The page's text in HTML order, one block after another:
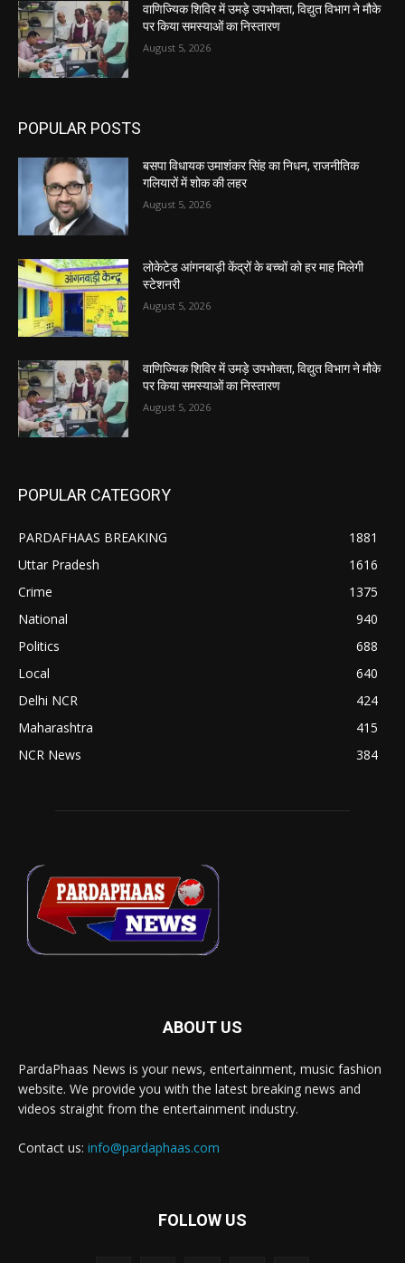
वाणिज्यिक शिविर में उमड़े उपभोक्ता, विद्युत विभाग ने मौके
पर किया समस्याओं का निस्तारण
August 5, 2026
POPULAR POSTS
बसपा विधायक उमाशंकर सिंह का निधन, राजनीतिक
गलियारों में शोक की लहर
August 5, 2026
लोकेटेड आंगनबाड़ी केंद्रों के बच्चों को हर माह मिलेगी
स्टेशनरी
August 5, 2026
वाणिज्यिक शिविर में उमड़े उपभोक्ता, विद्युत विभाग ने मौके
पर किया समस्याओं का निस्तारण
August 5, 2026
POPULAR CATEGORY
PARDAFHAAS BREAKING
1881
Uttar Pradesh
1616
Crime
1375
National
940
Politics
688
Local
640
Delhi NCR
424
Maharashtra
415
NCR News
384
ABOUT US
PardaPhaas News is your news, entertainment, music fashion
website. We provide you with the latest breaking news and
videos straight from the entertainment industry.
Contact us: info@pardaphaas.com
FOLLOW US